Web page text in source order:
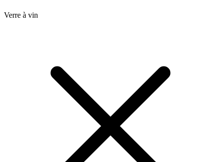
Verre à vin